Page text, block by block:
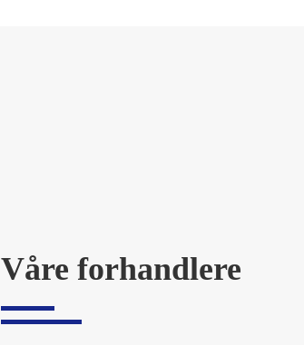
Våre forhandlere